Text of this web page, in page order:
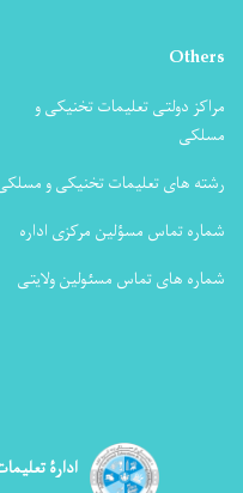
Others
مراکز دولتی تعلیمات تخنیکی و
مسلکی
رشته های تعلیمات تخنیکی و
شماره تماس مسؤلین مرکزی اداره
شماره های تماس مسئولین ولایتی
ادارۀ